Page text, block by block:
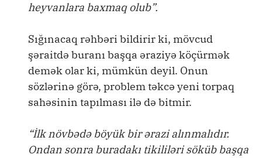
heyvanlara baxmaq olub”.
Sığınacaq rəhbəri bildirir ki, mövcud
şəraitdə buranı başqa əraziyə köçürmək
demək olar ki, mümkün deyil. Onun
sözlərinə görə, problem təkcə yeni torpaq
sahəsinin tapılması ilə də bitmir.
“İlk növbədə böyük bir ərazi alınmalıdır.
Ondan sonra buradakı tikililəri söküb başqa